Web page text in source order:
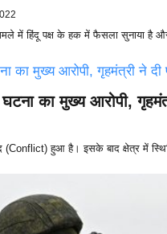
मामले में हिंदू पक्ष के हक में फैसला सुनाया
का मुख्य आरोपी,
हुआ है। इसके बाद क्षेत्र में